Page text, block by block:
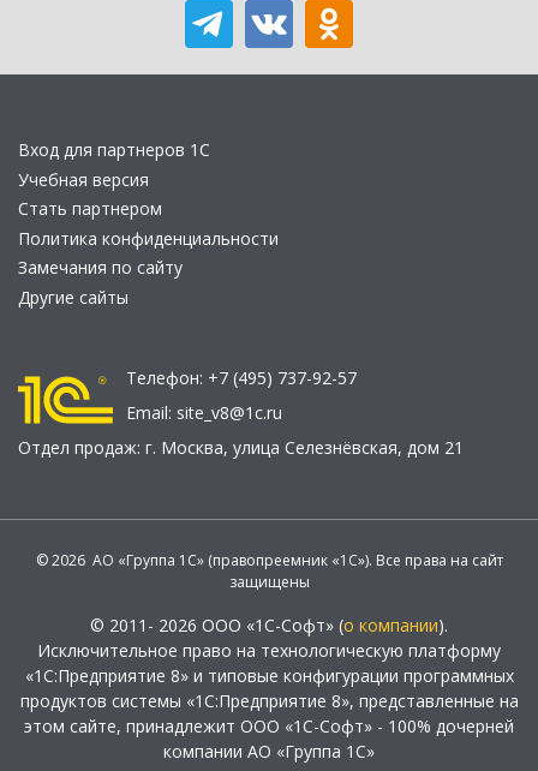
Вход для партнеров 1С
Учебная версия
Стать партнером
Политика конфиденциальности
Замечания по сайту
Другие сайты
Телефон: +7 (495) 737-92-57
Email: site_v8@1c.ru
Отдел продаж: г. Москва, улица Селезнёвская, дом 21
© 2026 АО «Группа 1С» (правопреемник «1С»). Все права на сайт
защищены
© 2011- 2026 ООО «1С-Софт» (о компании).
Исключительное право на технологическую платформу
«1С:Предприятие 8» и типовые конфигурации программных
продуктов системы «1С:Предприятие 8», представленные на
этом сайте, принадлежит ООО «1С-Софт» - 100% дочерней
компании АО «Группа 1С»